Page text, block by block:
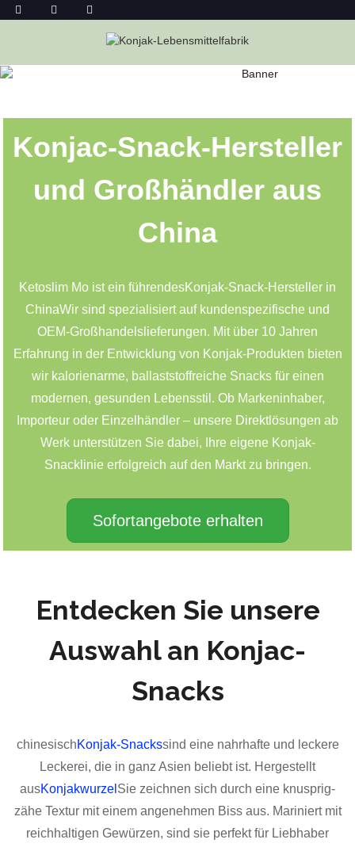
KONJAC-SNACKS IM GROSSHANDEL
Konjac-Snack-Hersteller
und Großhändler aus
China
Ketoslim Mo ist ein führendesKonjak-Snack-Hersteller in
ChinaWir sind spezialisiert auf kundenspezifische und
OEM-Großhandelslieferungen. Mit über 10 Jahren
Erfahrung in der Entwicklung von Konjak-Produkten bieten
wir kalorienarme, ballaststoffreiche Snacks für einen
modernen, gesunden Lebensstil. Ob Markeninhaber,
Importeur oder Einzelhändler – unsere Direktlösungen ab
Werk unterstützen Sie dabei, Ihre eigene Konjak-
Snacklinie erfolgreich auf den Markt zu bringen.
Sofortangebote erhalten
Entdecken Sie unsere
Auswahl an Konjac-
Snacks
chinesischKonjak-Snackssind eine nahrhafte und leckere
Leckerei, die in ganz Asien beliebt ist. Hergestellt
ausKonjakwurzel Sie zeichnen sich durch eine knusprig-
zähe Textur mit einem angenehmen Biss aus. Mariniert mit
reichhaltigen Gewürzen, sind sie perfekt für Liebhaber